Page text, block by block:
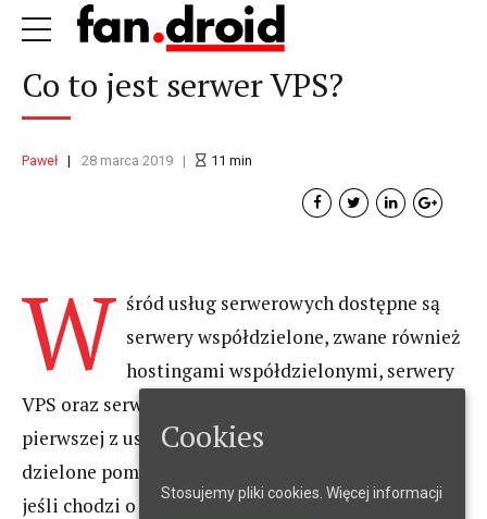
Co to jest serwer VPS?
Paweł 28 marca 2019 11 min
W śród usług serwerowych dostępne są
serwery współdzielone, zwane również
hostingami współdzielonymi, serwery
VPS oraz serwery dedykowane. W przypadku
pierwszej z usług zasoby serwera mogą być
dzielone pomiędzy setki użytkowników, natomiast
jeśli chodzi o ostatnią – ze wszystkich zasobów
Cookies
Stosujemy pliki cookies. Więcej informacji